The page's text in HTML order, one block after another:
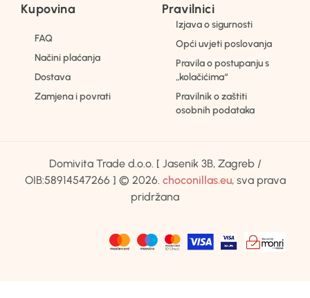
Kupovina
FAQ
Načini plaćanja
Dostava
Zamjena i povrati
Pravilnici
Izjava o sigurnosti
Opći uvjeti poslovanja
Pravila o postupanju s
„kolačićima“
Pravilnik o zaštiti
osobnih podataka
Domivita Trade d.o.o. [ Jasenik 3B, Zagreb /
OIB:58914547266 ] © 2026. choconillas.eu, sva prava
pridržana